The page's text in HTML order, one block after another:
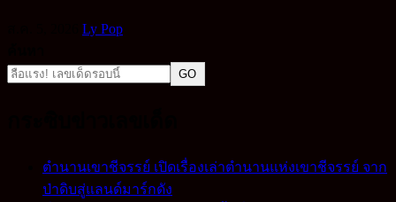
Ly Pop
GO
ตำนานเขาชีจรรย์ เปิดเรื่องเล่าตำนานแห่งเขาชีจรรย์ จาก
ป่าดิบสู่แลนด์มาร์กดัง